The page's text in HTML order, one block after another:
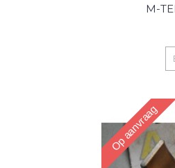
M-
Op aanvraag